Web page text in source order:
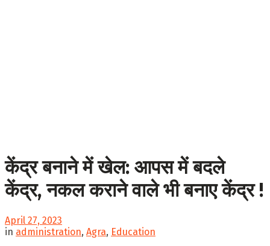
केंद्र बनाने में खेल: आपस में बदले
केंद्र, नकल कराने वाले भी बनाए केंद्र !
April 27, 2023
in administration, Agra, Education